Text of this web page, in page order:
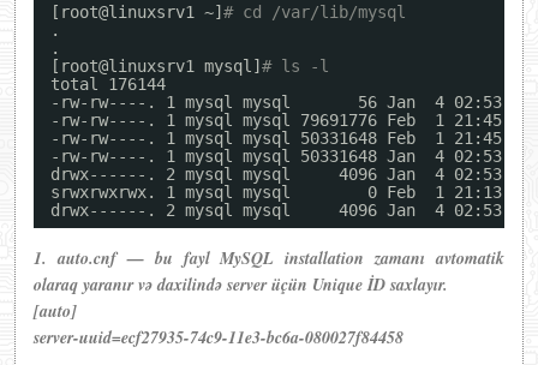
[root@linuxsrv1 ~] # cd /var/lib/mysql
.
.
[root@linuxsrv1 mysql] # ls -l
total 176144
-rw-rw----. 1 mysql mysql       56 Jan  4 02:53
-rw-rw----. 1 mysql mysql 79691776 Feb  1 21:45
-rw-rw----. 1 mysql mysql 50331648 Feb  1 21:45
-rw-rw----. 1 mysql mysql 50331648 Jan  4 02:53
drwx------. 2 mysql mysql     4096 Jan  4 02:53
srwxrwxrwx. 1 mysql mysql        0 Feb  1 21:13
drwx------. 2 mysql mysql     4096 Jan  4 02:53
1. auto.cnf — bu fayl MySQL installation zamanı avtomatik
olaraq yaranır və daxilində server üçün Unique İD saxlayır.
[auto]
server-uuid=ecf27935-74c9-11e3-bc6a-080027f84458